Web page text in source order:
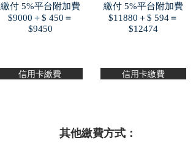
繳付 5%平台附加費
$9000＋$ 450＝
$9450
繳付 5%平台附加費
$11880＋$ 594＝
$12474
信用卡繳費 信用卡繳費
其他繳費方式：